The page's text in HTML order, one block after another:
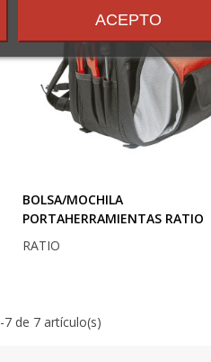
BOLSA/MOCHILA
PORTAHERRAMIENTAS RATIO
RATIO
-7 de 7 artículo(s)
ACEPTO